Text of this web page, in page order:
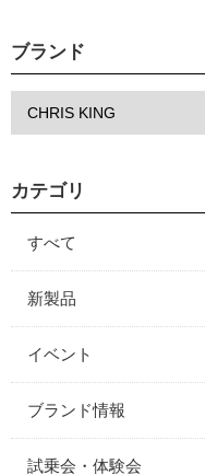
ブランド
カテゴリ
すべて
新製品
イベント
ブランド情報
試乗会・体験会